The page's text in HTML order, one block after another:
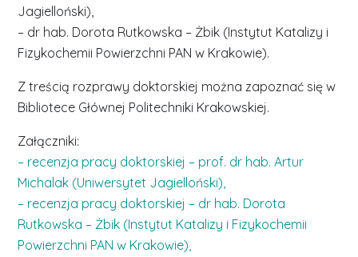
Jagielloński),
– dr hab. Dorota Rutkowska – Żbik (Instytut Katalizy i
Fizykochemii Powierzchni PAN w Krakowie).
Z treścią rozprawy doktorskiej można zapoznać się w
Bibliotece Głównej Politechniki Krakowskiej.
Załączniki:
– recenzja pracy doktorskiej – prof. dr hab. Artur
Michalak (Uniwersytet Jagielloński),
– recenzja pracy doktorskiej – dr hab. Dorota
Rutkowska – Żbik (Instytut Katalizy i Fizykochemii
Powierzchni PAN w Krakowie),